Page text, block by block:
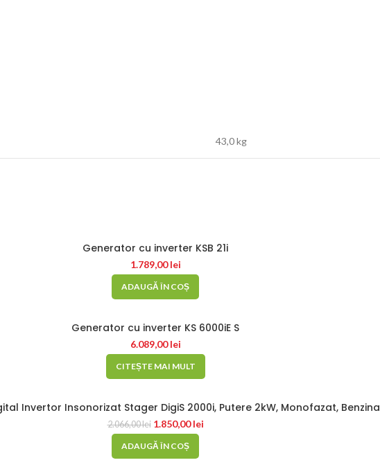
43,0 kg
Generator cu inverter KSB 21i
1.789,00lei
ADAUGĂ ÎN COȘ
Generator cu inverter KS 6000iE S
6.089,00lei
CITEȘTE MAI MULT
Invertor Insonorizat Stager DigiS 2000i, Putere 2kW, Monofazat, Benzina
2.066,00lei 1.850,00lei
ADAUGĂ ÎN COȘ